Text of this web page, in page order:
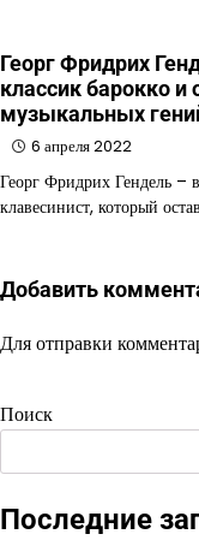
Георг Фридрих
классик барокко и
музыкальных
6 апреля 2022
Георг Фридрих Гендель –
клавесинист, который
Добавить
Для отправки
Поиск
Последние